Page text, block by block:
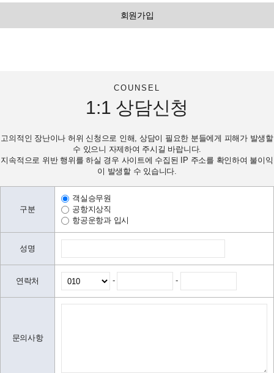
회원가입
COUNSEL
1:1 상담신청
고의적인 장난이나 허위 신청으로 인해, 상담이 필요한 분들에게 피해가 발생할
수 있으니 자제하여 주시길 바랍니다.
지속적으로 위반 행위를 하실 경우 사이트에 수집된 IP 주소를 확인하여 불이익
이 발생할 수 있습니다.
구분
객실승무원
공항지상직
항공운항과 입시
성명
연락처 - -
문의사항